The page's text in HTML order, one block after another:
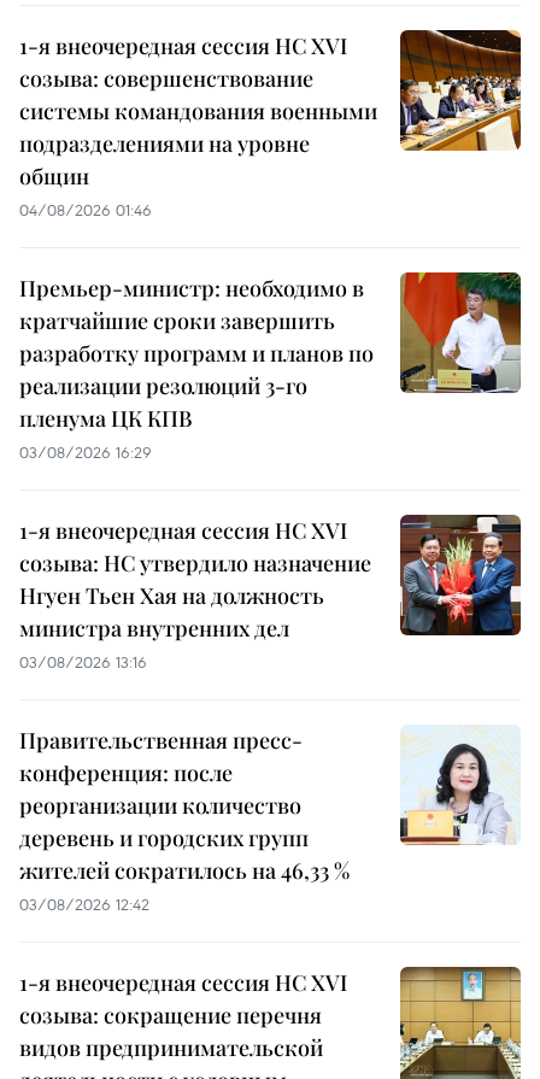
1-я внеочередная сессия НС XVI
созыва: совершенствование
системы командования военными
подразделениями на уровне
общин
04/08/2026 01:46
Премьер-министр: необходимо в
кратчайшие сроки завершить
разработку программ и планов по
реализации резолюций 3-го
пленума ЦК КПВ
03/08/2026 16:29
1-я внеочередная сессия НС XVI
созыва: НС утвердило назначение
Нгуен Тьен Хая на должность
министра внутренних дел
03/08/2026 13:16
Правительственная пресс-
конференция: после
реорганизации количество
деревень и городских групп
жителей сократилось на 46,33 %
03/08/2026 12:42
1-я внеочередная сессия НС XVI
созыва: сокращение перечня
видов предпринимательской